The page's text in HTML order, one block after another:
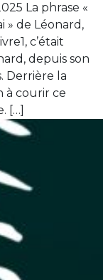
La phrase «
» de Léonard,
c’était
depuis son
Derrière la
à courir ce
[…]